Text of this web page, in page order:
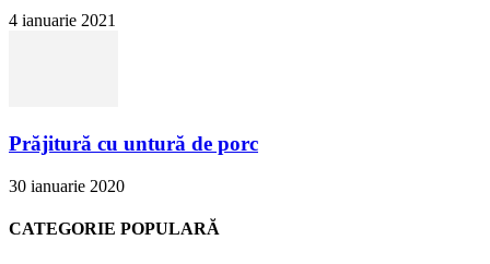
4 ianuarie 2021
Prăjitură cu untură de porc
30 ianuarie 2020
CATEGORIE POPULARĂ